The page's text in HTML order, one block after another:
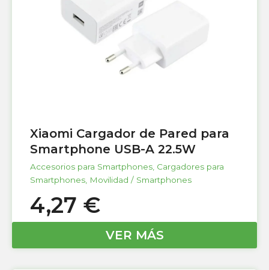
Xiaomi Cargador de Pared para
Smartphone USB-A 22.5W
Accesorios para Smartphones, Cargadores para
Smartphones, Movilidad / Smartphones
4,27 €
VER MÁS